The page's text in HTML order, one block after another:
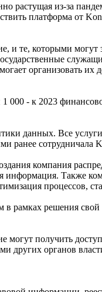
из-за
платформа от
и те, которыми
организовать их
000 - к 2023
данных. Все
ранее сотрудничала
компания
информация. Также
процессов,
рамках решения свой
получить
других органов